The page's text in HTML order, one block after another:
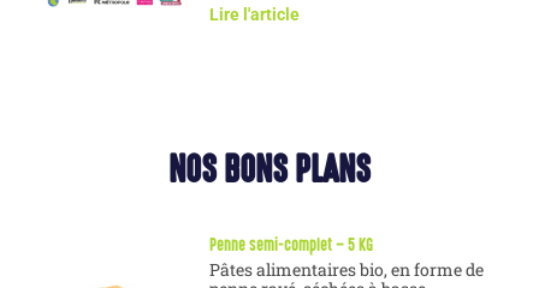
Lire l'article
NOS BONS PLANS
Penne semi-complet – 5 KG
Pâtes alimentaires bio, en forme de